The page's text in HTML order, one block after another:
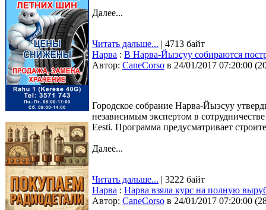
Далее...
Читать дальше... | 4713 байт
Нарва : В Нарва-Йыэсуу собираются
Автор: CaneCorso в 24/01/2017 07:20:00 (
Городское собрание Нарва-Йыэсуу
независимым экспертом в
Eesti. Программа предусматривает
Далее...
Читать дальше... | 3222 байт
Нарва : Нарва взяла курс на полную
Автор: CaneCorso в 24/01/2017 07:20:00 (